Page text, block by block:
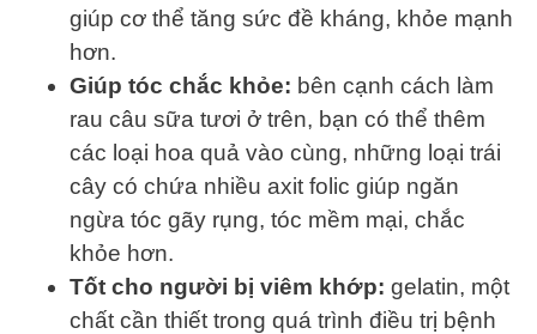
giúp cơ thể tăng sức đề kháng, khỏe mạnh
hơn.
Giúp tóc chắc khỏe: bên cạnh cách làm
rau câu sữa tươi ở trên, bạn có thể thêm
các loại hoa quả vào cùng, những loại trái
cây có chứa nhiều axit folic giúp ngăn
ngừa tóc gãy rụng, tóc mềm mại, chắc
khỏe hơn.
Tốt cho người bị viêm khớp: gelatin, một
chất cần thiết trong quá trình điều trị bệnh